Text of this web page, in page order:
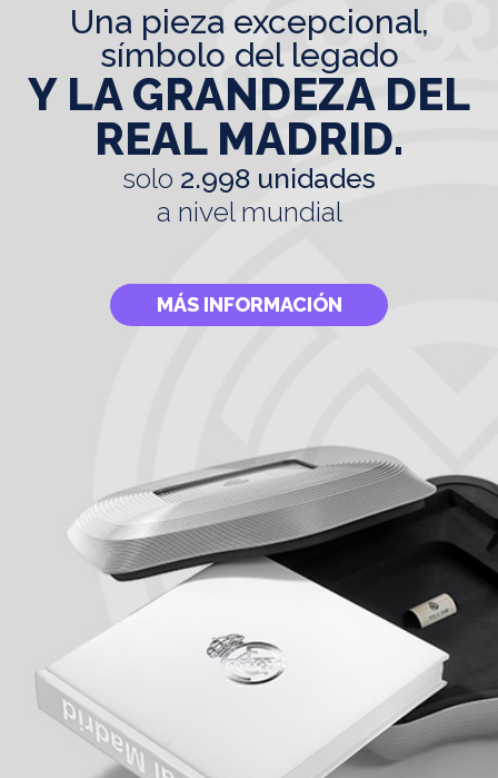
una pieza excepcional,
símbolo del legado
Y LA GRANDEZA DEL
REAL MADRID.
solo 2.998 unidades
a nivel mundial
MÁS INFORMACIÓN